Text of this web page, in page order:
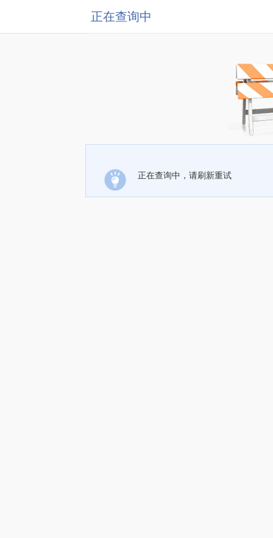
正在查询中
正在查询中，请刷新重试